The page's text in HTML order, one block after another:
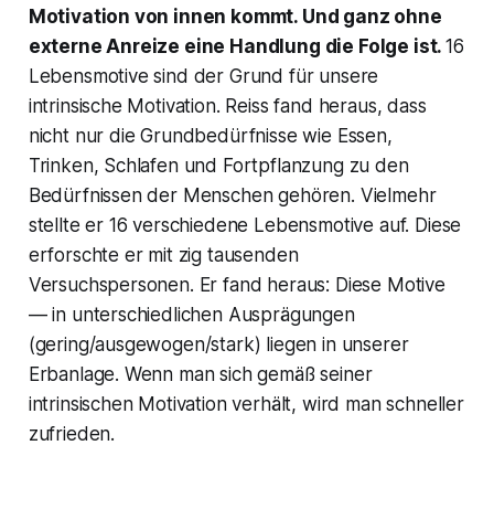
Motivation von innen kommt. Und ganz ohne
externe Anreize eine Handlung die Folge ist.16
Lebensmotive sind der Grund für unsere
intrinsische Motivation. Reiss fand heraus, dass
nicht nur die Grundbedürfnisse wie Essen,
Trinken, Schlafen und Fortpflanzung zu den
Bedürfnissen der Menschen gehören. Vielmehr
stellte er 16 verschiedene Lebensmotive auf. Diese
erforschte er mit zig tausenden
Versuchspersonen. Er fand heraus: Diese Motive
— in unterschiedlichen Ausprägungen
(gering/ausgewogen/stark) liegen in unserer
Erbanlage. Wenn man sich gemäß seiner
intrinsischen Motivation verhält, wird man schneller
zufrieden.